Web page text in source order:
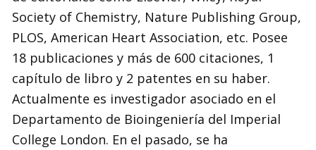
Society of Chemistry, Nature Publishing Group,
PLOS, American Heart Association, etc. Posee
18 publicaciones y más de 600 citaciones, 1
capítulo de libro y 2 patentes en su haber.
Actualmente es investigador asociado en el
Departamento de Bioingeniería del Imperial
College London. En el pasado, se ha